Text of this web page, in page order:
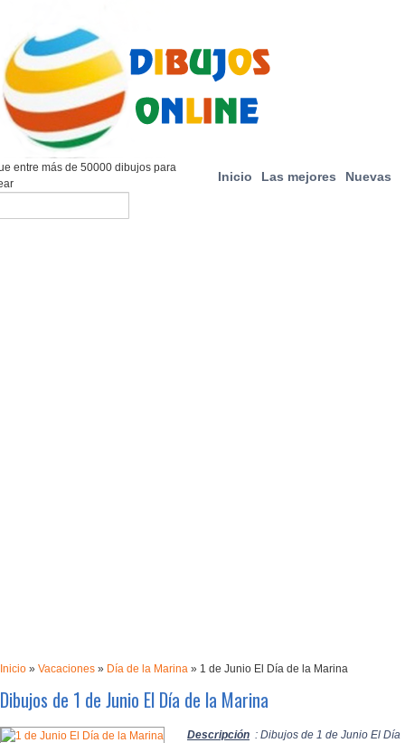
Inicio Las mejores Nuevas
entre más de 50000 dibujos para
Inicio » Vacaciones » Día de la Marina » 1 de Junio El Día de la Marina
Dibujos de 1 de Junio El Día de la Marina
Descripción : Dibujos de 1 de Junio El Día